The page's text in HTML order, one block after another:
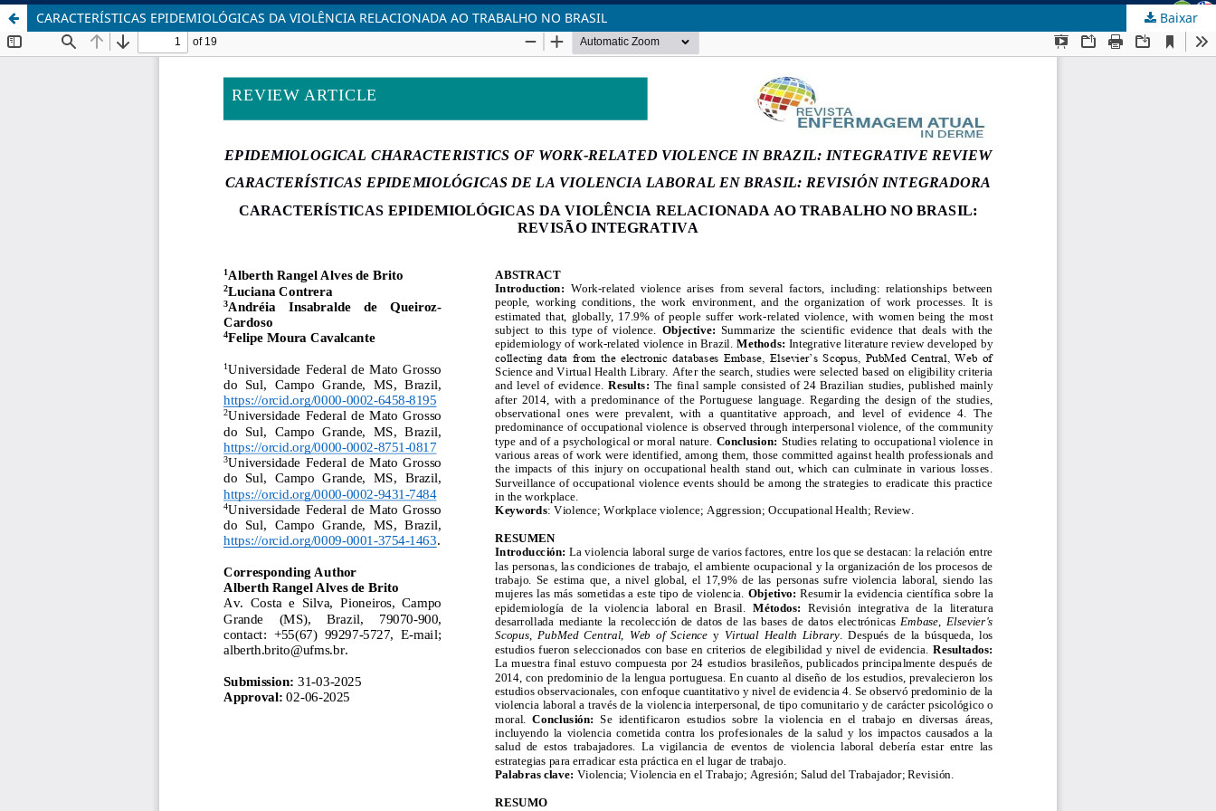
CARACTERÍSTICAS EPIDEMIOLÓGICAS DA VIOLÊNCIA RELACIONADA AO TRABALHO NO BRASIL Baixar